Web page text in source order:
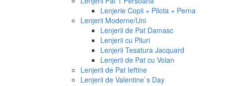
Lenjerie Copii + Pilota + Perna
Lenjerii Moderne/Uni
Lenjerii de Pat Damasc
Lenjerii cu Pliuri
Lenjerii Tesatura Jacquard
Lenjerii de Pat cu Volan
Lenjerii de Pat Ieftine
Lenjerii de Valentine`s Day